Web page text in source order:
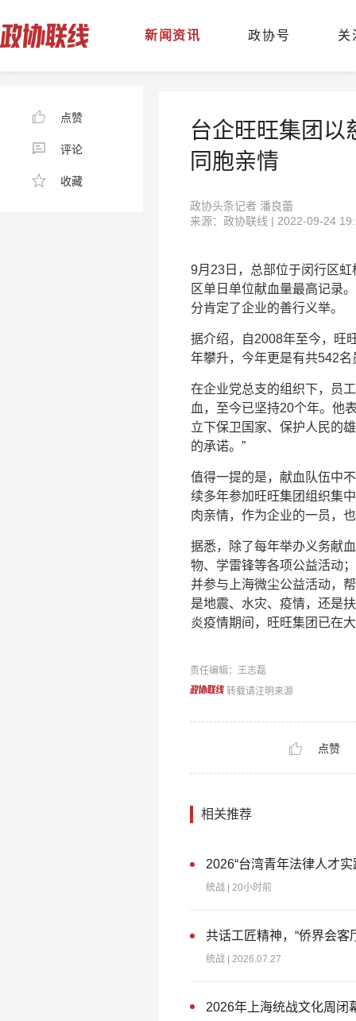
新闻资讯 政协号 关
点赞
评论
收藏
台企旺旺集团以
同胞亲情
政协头条记者 潘良蕾
来源：政协联线 | 2022-09-24
9月23日，总部位于闵行区
区单日单位献血量最高记录
分肯定了企业的善行义举。
据介绍，自2008年至今，旺
年攀升，今年更是有共542
在企业党总支的组织下，员
血，至今已坚持20个年。他
立下保卫国家、保护人民的
的承诺。”
值得一提的是，献血队伍中
续多年参加旺旺集团组织集
肉亲情，作为企业的一员，
据悉，除了每年举办义务献
物、学雷锋等各项公益活动
并参与上海微尘公益活动，
是地震、水灾、疫情，还是
炎疫情期间，旺旺集团已在
责任编辑：王志磊
转载请注明来源
点赞
相关推荐
2026“台湾青年法律人才
统战 | 20小时前
共话工匠精神，“侨界会客
统战 | 2026.07.27
2026年上海统战文化周闭